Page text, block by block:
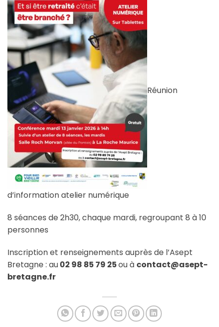
Réunion
d’information atelier numérique
8 séances de 2h30, chaque mardi, regroupant 8 à 10
personnes
Inscription et renseignements auprès de l’Asept
Bretagne : au02 98 85 79 25ou à contact@asept-
bretagne.fr